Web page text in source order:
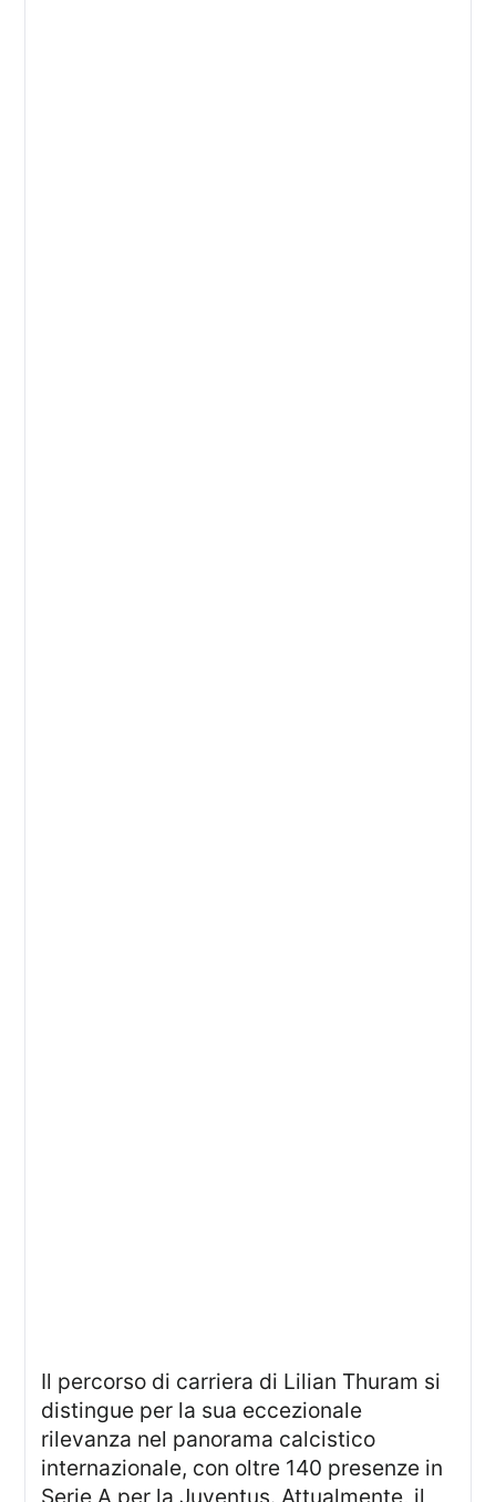
Il percorso di carriera di Lilian Thuram si
distingue per la sua eccezionale
rilevanza nel panorama calcistico
internazionale, con oltre 140 presenze in